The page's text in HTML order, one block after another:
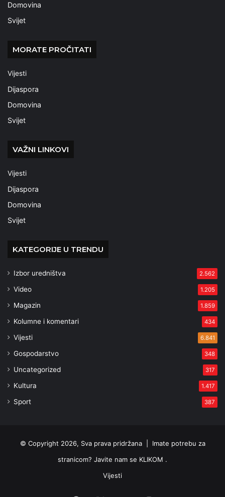
Domovina
Svijet
MORATE PROČITATI
Vijesti
Dijaspora
Domovina
Svijet
VAŽNI LINKOVI
Vijesti
Dijaspora
Domovina
Svijet
KATEGORIJE U TRENDU
Izbor uredništva 2.562
Video 1.205
Magazin 1.859
Kolumne i komentari 434
Vijesti 6.841
Gospodarstvo 348
Uncategorized 317
Kultura 1.417
Sport 387
© Copyright 2026, Sva prava pridržana | Imate potrebu za
stranicom? Javite nam se KLIKOM .
Vijesti